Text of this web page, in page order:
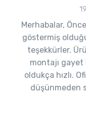
Merhabalar,
göstermiş
teşekkürler.
montajı gayet
oldukça hızlı.
düşünmeden